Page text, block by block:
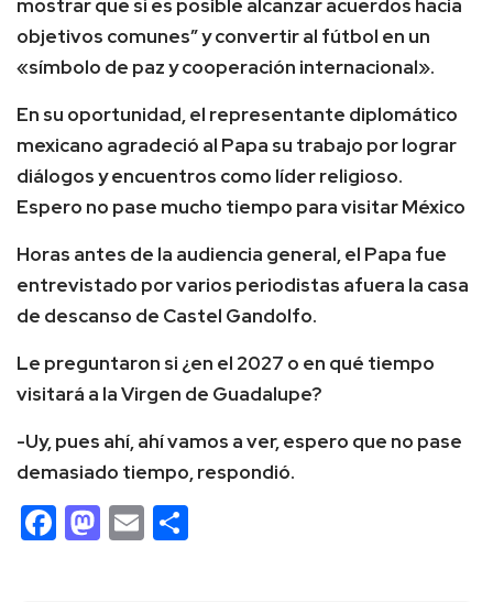
mostrar que sí es posible alcanzar acuerdos hacia
objetivos comunes” y convertir al fútbol en un
«símbolo de paz y cooperación internacional».
En su oportunidad, el representante diplomático
mexicano agradeció al Papa su trabajo por lograr
diálogos y encuentros como líder religioso.
Espero no pase mucho tiempo para visitar México
Horas antes de la audiencia general, el Papa fue
entrevistado por varios periodistas afuera la casa
de descanso de Castel Gandolfo.
Le preguntaron si ¿en el 2027 o en qué tiempo
visitará a la Virgen de Guadalupe?
-Uy, pues ahí, ahí vamos a ver, espero que no pase
demasiado tiempo, respondió.
Facebook
Mastodon
Email